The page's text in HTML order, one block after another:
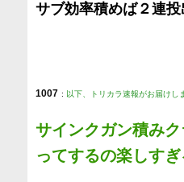
サブ効率積めば２連投
1007 : 以下、トリカラ速報がお届けし
サインクガン積み
ってするの楽しす